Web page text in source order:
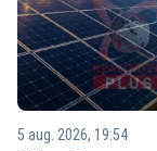
5 aug. 2026, 19:54